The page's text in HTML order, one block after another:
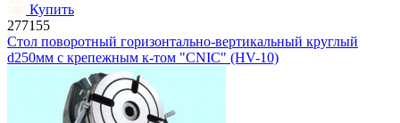
Купить
277155
Стол поворотный горизонтально-вертикальный круглый
d250мм с крепежным к-том "CNIC" (HV-10)